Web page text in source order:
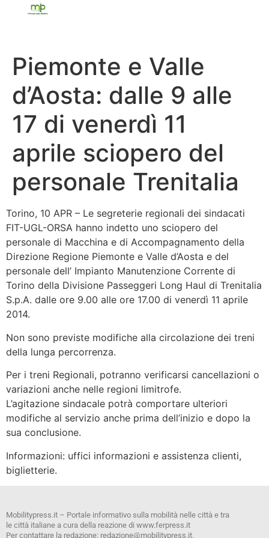
Piemonte e Valle
d’Aosta: dalle 9 alle
17 di venerdì 11
aprile sciopero del
personale Trenitalia
Torino, 10 APR – Le segreterie regionali dei sindacati
FIT-UGL-ORSA hanno indetto uno sciopero del
personale di Macchina e di Accompagnamento della
Direzione Regione Piemonte e Valle d’Aosta e del
personale dell’ Impianto Manutenzione Corrente di
Torino della Divisione Passeggeri Long Haul di Trenitalia
S.p.A. dalle ore 9.00 alle ore 17.00 di venerdì 11 aprile
2014.
Non sono previste modifiche alla circolazione dei treni
della lunga percorrenza.
Per i treni Regionali, potranno verificarsi cancellazioni o
variazioni anche nelle regioni limitrofe.
L’agitazione sindacale potrà comportare ulteriori
modifiche al servizio anche prima dell’inizio e dopo la
sua conclusione.
Informazioni: uffici informazioni e assistenza clienti,
biglietterie.
Mobilitypress.it – Portale informativo sulla mobilità nelle città e tra
le città italiane a cura della reazione di www.ferpress.it
Per contattare la redazione: redazione@mobilitypress.it.